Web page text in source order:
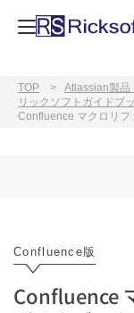
TOP
Atlassian製品
リックソフトガイドブ
Confluence マクロリフ
Confluence版
Confluence